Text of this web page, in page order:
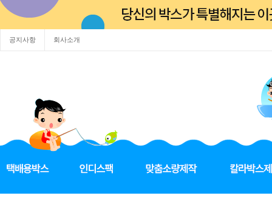
공지사항 회사소개